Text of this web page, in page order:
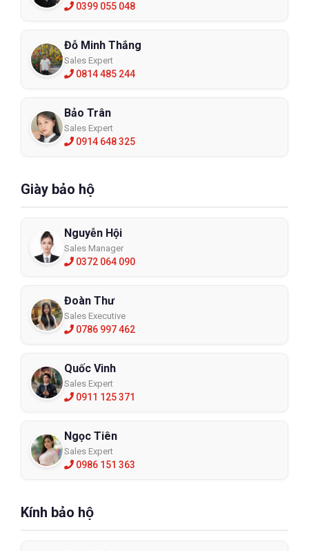
0399 055 048
Đỗ Minh Thắng
Sales Expert
0814 485 244
Bảo Trân
Sales Expert
0914 648 325
Giày bảo hộ
Nguyễn Hội
Sales Manager
0372 064 090
Đoàn Thư
Sales Executive
0786 997 462
Quốc Vinh
Sales Expert
0911 125 371
Ngọc Tiên
Sales Expert
0986 151 363
Kính bảo hộ